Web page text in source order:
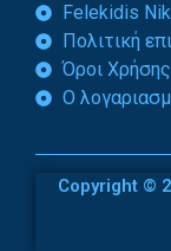
Felekidis
Πολιτική
Όροι Χρήσης
Ο
Copyright ©